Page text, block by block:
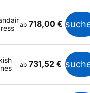
ab 718,00 €
ab 731,52 €